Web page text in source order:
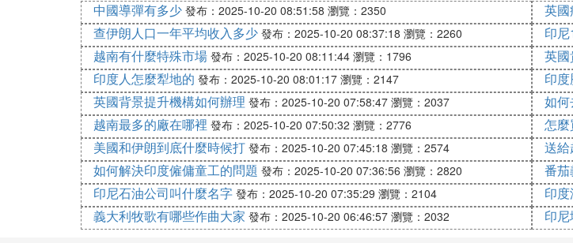
中國導彈有多少 發布：2025-10-20 08:51:58 瀏覽：2350 英
查伊朗人口一年平均收入多少 發布：2025-10-20 08:37:18 瀏覽：2260 印
越南有什麼特殊市場 發布：2025-10-20 08:11:44 瀏覽：1796 英
印度人怎麼犁地的 發布：2025-10-20 08:01:17 瀏覽：2147 印
英國背景提升機構如何辦理 發布：2025-10-20 07:58:47 瀏覽：2037 如
越南最多的廠在哪裡 發布：2025-10-20 07:50:32 瀏覽：2776 怎
美國和伊朗到底什麼時候打 發布：2025-10-20 07:45:18 瀏覽：2574 送
如何解決印度僱傭童工的問題 發布：2025-10-20 07:36:56 瀏覽：2820 番
印尼石油公司叫什麼名字 發布：2025-10-20 07:35:29 瀏覽：2104 印
義大利牧歌有哪些作曲大家 發布：2025-10-20 06:46:57 瀏覽：2032 印